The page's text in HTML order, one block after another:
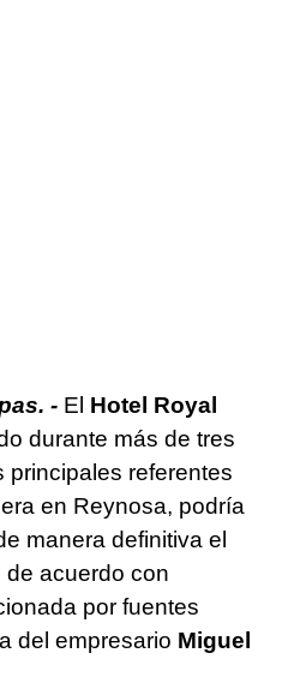
- El Hotel Royal
durante más de tres
principales referentes
en Reynosa, podría
manera definitiva el
de acuerdo con
por fuentes
del empresario Miguel